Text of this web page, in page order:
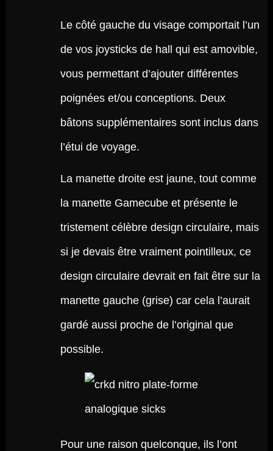
Le côté gauche du visage comportait l’un
de vos joysticks de hall qui est amovible,
vous permettant d’ajouter différentes
poignées et/ou conceptions. Deux
bâtons supplémentaires sont inclus dans
l’étui de voyage.
La manette droite est jaune, tout comme
la manette Gamecube et présente le
tristement célèbre design circulaire, mais
si je devais être vraiment pointilleux, ce
design circulaire devrait en fait être sur la
manette gauche (grise) car cela l’aurait
gardé aussi proche de l’original que
possible.
Pour une raison quelconque, ils l’ont